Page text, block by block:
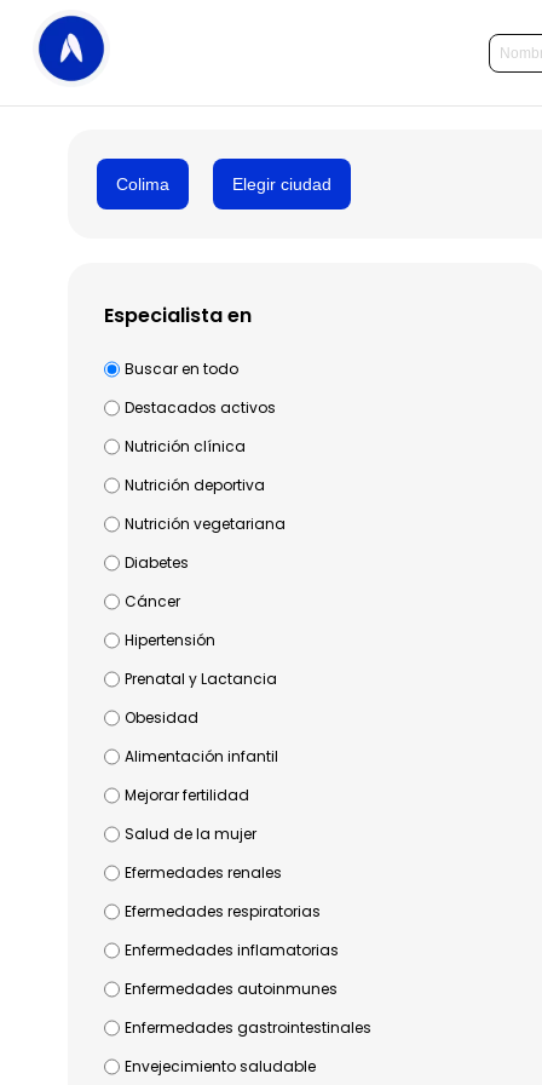
Colima Elegir ciudad
Especialista en
Buscar en todo
Destacados activos
Nutrición clínica
Nutrición deportiva
Nutrición vegetariana
Diabetes
Cáncer
Hipertensión
Prenatal y Lactancia
Obesidad
Alimentación infantil
Mejorar fertilidad
Salud de la mujer
Efermedades renales
Efermedades respiratorias
Enfermedades inflamatorias
Enfermedades autoinmunes
Enfermedades gastrointestinales
Envejecimiento saludable